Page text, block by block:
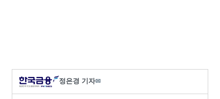
정은경 기자✉